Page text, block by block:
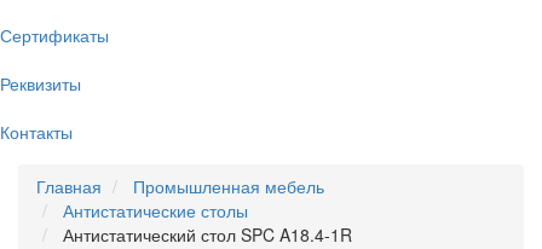
Сертификаты
Реквизиты
Контакты
Главная
Промышленная мебель
Антистатические столы
Антистатический стол SPC A18.4-1R